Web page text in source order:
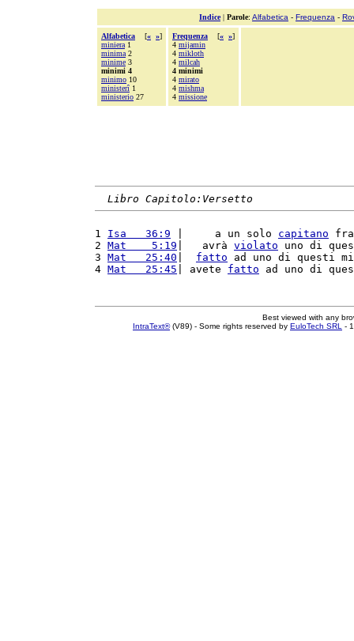
Indice| Parole: Alfabetica - Frequenza -
Alfabetica [« »]
miniera 1
minima 2
minime 3
minimi 4
minimo 10
ministerî 1
ministerio 27
Frequenza [« »]
4 mijamin
4 mikloth
4 milcah
4 minimi
4 mirato
4 mishma
4 missione
Libro Capitolo:Versetto
1 Isa   36:9 |     a un solo capitano
2 Mat    5:19 |   avrà violato uno di
3 Mat   25:40 fatto ad uno di questi
4 Mat   25:45 | avete fatto ad uno di
Best viewed with any
IntraText®(V89) - Some rights reserved by EuloTech SRL -